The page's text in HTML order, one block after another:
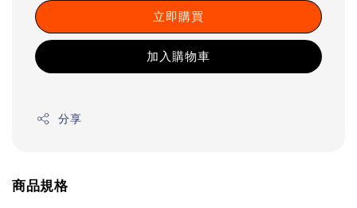
立即購買
加入購物車
分享
商品規格